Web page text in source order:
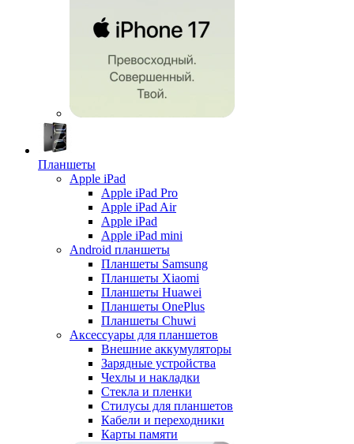
Планшеты
Apple iPad
Apple iPad Pro
Apple iPad Air
Apple iPad
Apple iPad mini
Android планшеты
Планшеты Samsung
Планшеты Xiaomi
Планшеты Huawei
Планшеты OnePlus
Планшеты Chuwi
Аксессуары для планшетов
Внешние аккумуляторы
Зарядные устройства
Чехлы и накладки
Стекла и пленки
Стилусы для планшетов
Кабели и переходники
Карты памяти